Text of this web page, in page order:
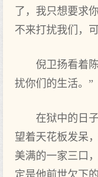
了，我只想要求
不来打扰我们，
倪卫扬看着
扰你们的生活。”
在狱中的日
望着天花板发呆
美满的一家三口
定是他前世欠下